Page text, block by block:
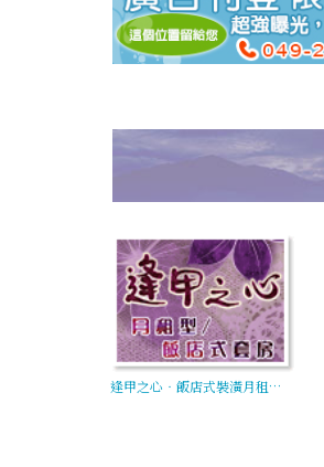
逢甲之心‧飯店式裝潢月租…